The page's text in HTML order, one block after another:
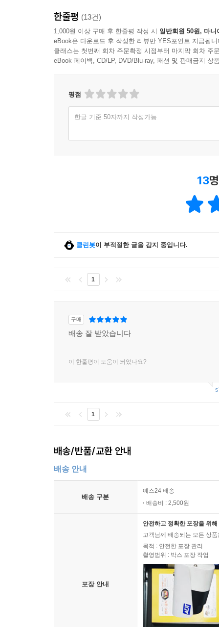
한줄평 (13건)
1,000원 이상 구매 후 한줄평 작성 시 일반회원 50원, 마니
eBook은 다운로드 후 작성한 리뷰만 YES포인트 지급됩니
클래스는 첫번째 회차 주문확정 시점부터 마지막 회차 주
eBook 페이백, CD/LP, DVD/Blu-ray, 패션 및 판매금지 상
평점
한글 기준 50자까지 작성가능
13
클린봇이 부적절한 글을 감지 중입니다.
1
구매
배송 잘 받았습니다
이 한줄평이 도움이 되었나요?
1
배송/반품/교환 안내
배송 안내
배송 구분
예스24 배송
배송비 : 2,500원
포장 안내
안전하고 정확한 포장을 위
고객님께 배송되는 모든 상
목적 : 안전한 포장 관리
촬영범위 : 박스 포장 작업